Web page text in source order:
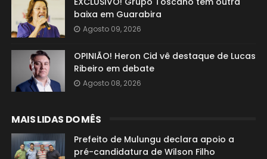
baixa em Guarabira
Agosto 09, 2026
OPINIÃO! Heron Cid vê destaque de Lucas
Ribeiro em debate
Agosto 08, 2026
MAIS LIDAS DO MÊS
Prefeito de Mulungu declara apoio a
pré-candidatura de Wilson Filho